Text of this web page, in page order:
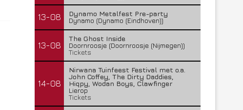
13-08
Dynamo Metalfest Pre-party
Dynamo (Dynamo (Eindhoven))
13-08
The Ghost Inside
Doornroosje (Doornroosje (Nijmegen))
Tickets
14-08
Nirwana Tuinfeest Festival met o.a.
John Coffey, The Dirty Daddies,
Hiqpy, Wodan Boys, Clawfinger
Lierop
Tickets